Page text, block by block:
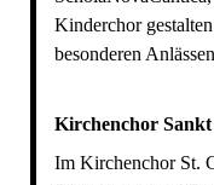
Kinderchor
besonderen
Kirchenchor
Im Kirchenchor St.